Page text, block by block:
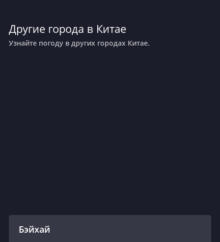
Другие города в Китае
Узнайте погоду в других городах Китае.
Бэйхай